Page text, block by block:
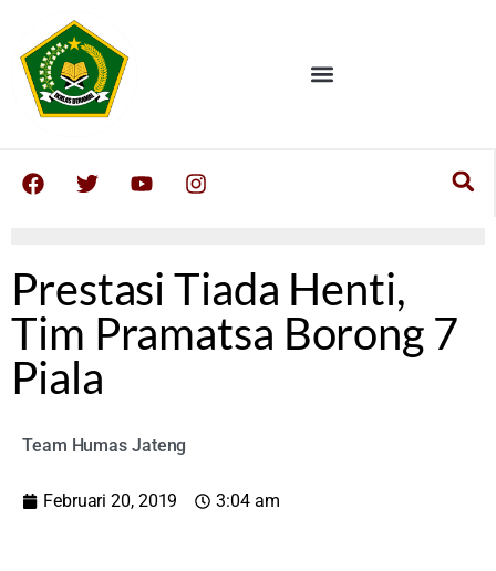
Prestasi Tiada Henti,
Tim Pramatsa Borong 7
Piala
Team Humas Jateng
Februari 20, 2019 3:04 am